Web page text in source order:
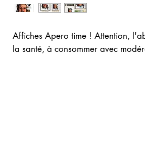
Affiches Apero time ! Attention,
la santé, à consommer avec